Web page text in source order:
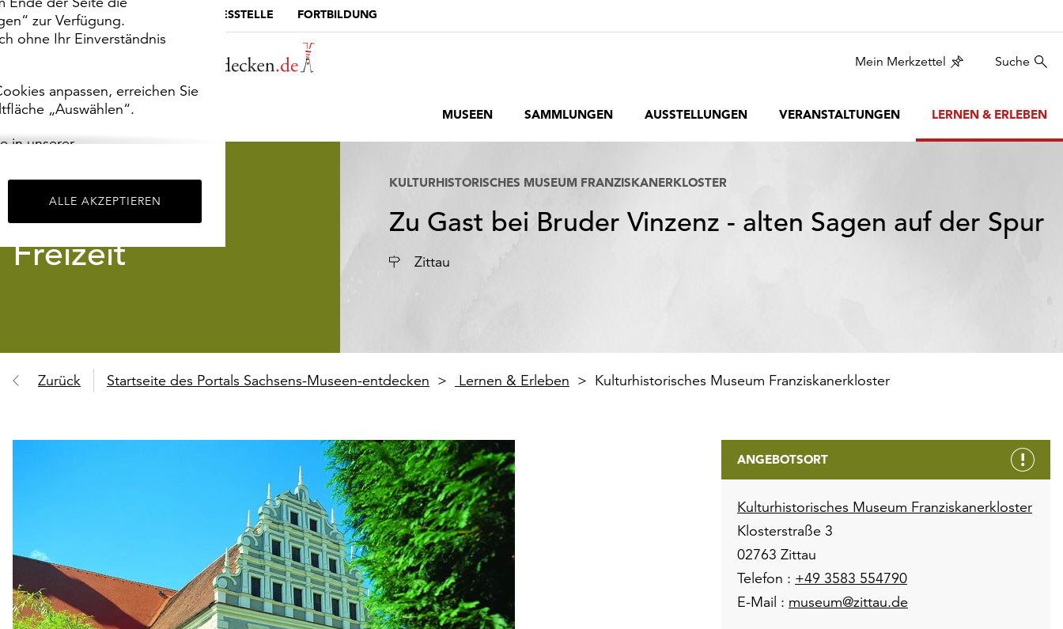
zur Verfügung.
ohne Ihr Einverständnis
anpassen, erreichen Sie
„Auswählen“.
in unserer
ALLE AKZEPTIEREN
MUSEUMSPORTAL DIE LANDESSTELLE FORTBILDUNG
Mein Merkzettel Suche
MUSEEN SAMMLUNGEN AUSSTELLUNGEN VERANSTALTUNGEN LERNEN & ERLEBEN
Freizeit
KULTURHISTORISCHES MUSEUM FRANZISKANERKLOSTER
Zu Gast bei Bruder Vinzenz - alten Sagen auf der Spur
Ort Zittau
Zurück Startseite des Portals Sachsens-Museen-entdecken Lernen & Erleben Kulturhistorisches Museum Franziskanerkloster
ANGEBOTSORT
Kulturhistorisches Museum Franziskanerkloster
Klosterstraße 3
02763 Zittau
Telefon : +49 3583 554790
E-Mail : museum@zittau.de